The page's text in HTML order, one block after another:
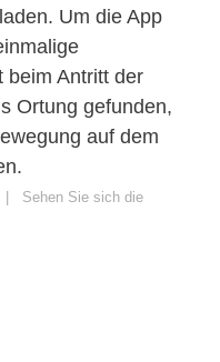
Um die App
beim Antritt der
Ortung gefunden,
auf dem
Sehen Sie sich die